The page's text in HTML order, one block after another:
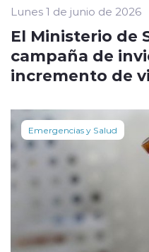
Lunes 1 de junio de 2026
El Ministerio de
campaña de
incremento de
Emergencias y Salud